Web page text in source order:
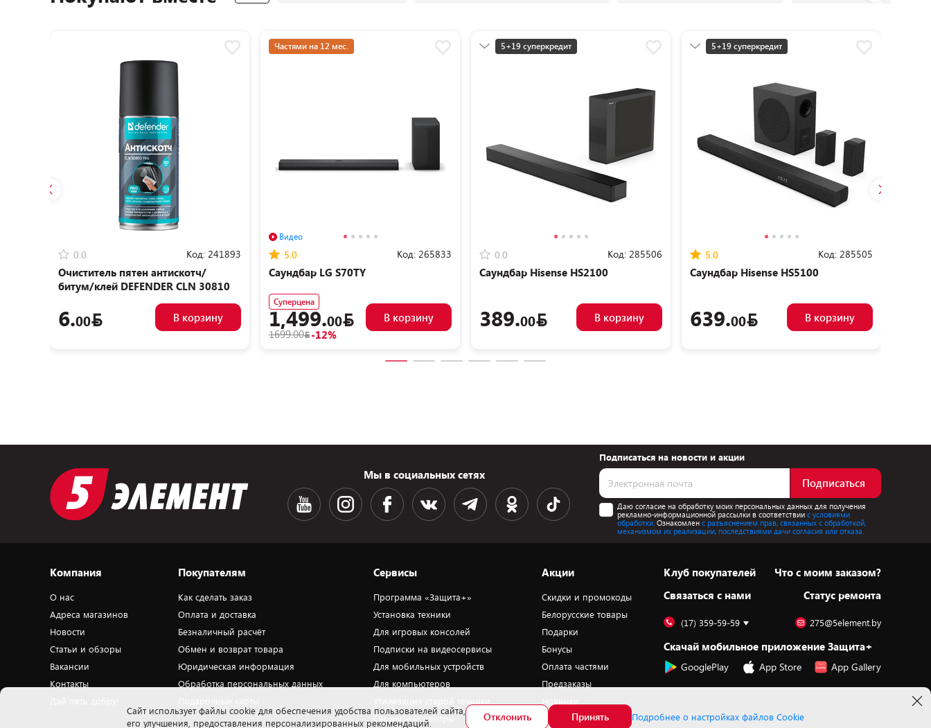
0.0 Код: 241893
Очиститель пятен антискотч/
битум/клей DEFENDER CLN 30810
6.00 В корзину
Частями на 12 мес.
Видео
5.0 Код: 265833
Саундбар LG S70TY
Суперцена
1,499.00
1699.00 -12%
В корзину
5+19 суперкредит
0.0 Код: 285506
Саундбар Hisense HS2100
389.00 В корзину
5+19 суперкредит
5.0 Код: 285505
Саундбар Hisense HS5100
639.00 В корзину
Мы в социальных сетях
Подписаться на новости и акции
Подписаться
Даю согласие на обработку моих персональных данных для получения
рекламно-информационной рассылки в соответствиис условиями
обработки. Ознакомлен с разъяснением прав, связанных с обработкой,
механизмом их реализации, последствиями дачи согласия или отказа.
Компания
О нас
Адреса магазинов
Новости
Статьи и обзоры
Вакансии
Контакты
Покупателям
Как сделать заказ
Оплата и доставка
Безналичный расчёт
Обмен и возврат товара
Юридическая информация
Обработка персональных данных
Сервисы
Программа «Защита+»
Установка техники
Для игровых консолей
Подписки на видеосервисы
Для мобильных устройств
Для компьютеров
Сервисные центры
Акции
Скидки и промокоды
Белорусские товары
Подарки
Бонусы
Оплата частями
Предзаказы
Клуб покупателей
Cвязаться с нами
Что с моим заказом?
Статус ремонта
(17) 359-59-59 275@5element.by
Скачай мобильное приложение Защита+
GooglePlay App Store App Gallery
Cайт использует файлы cookie для обеспечения удобства пользователей сайта,
его улучшения, предоставления персонализированных рекомендаций.
Отклонить Принять Подробнее о настройках файлов Cookie